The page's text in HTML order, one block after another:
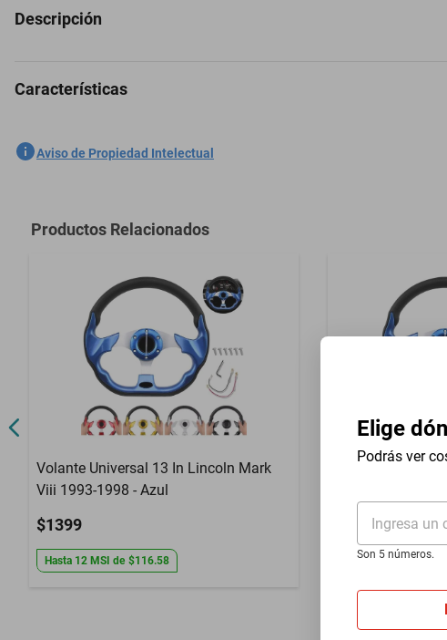
Elige
Podrás ver
Ingresa un
Son 5 números.
Descripción
5 Plazas Cubreasientos Tela Ford F700 1990-1998 Negro
Características
SKU
Modelo
Aviso de Propiedad Intelectual
Productos Relacionados
Volante Universal 13 In Lincoln Mark
Viii 1993-1998 - Azul
$1399
Hasta 12 MSI de $116.58
Volante
$1399
Hasta12 MSIde